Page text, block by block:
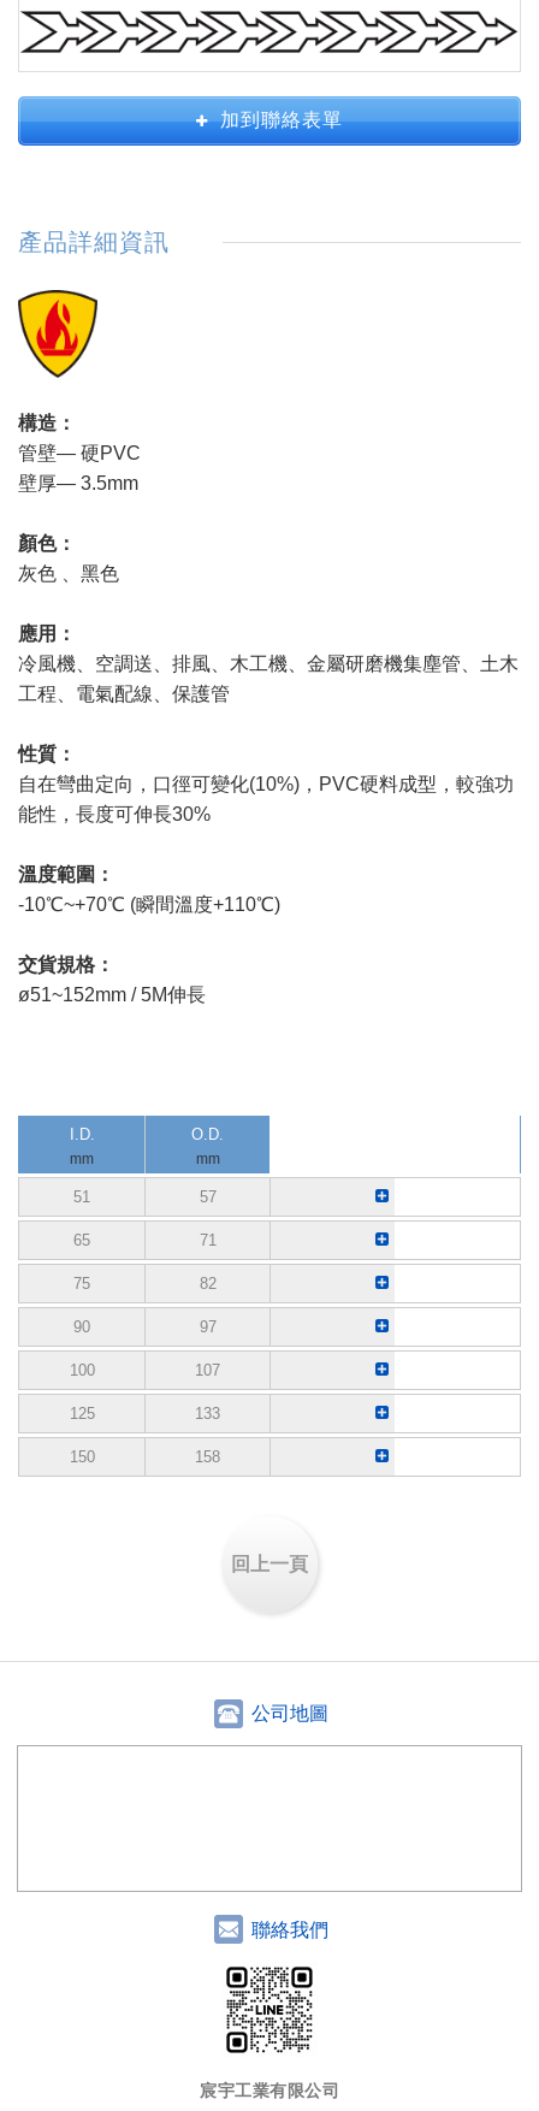
加到聯絡表單
產品詳細資訊
構造：
管壁— 硬PVC
壁厚— 3.5mm
顏色：
灰色 、黑色
應用：
冷風機、空調送、排風、木工機、金屬研磨機集塵管、土木
工程、電氣配線、保護管
性質：
自在彎曲定向，口徑可變化(10%)，PVC硬料成型，較強功
能性，長度可伸長30%
溫度範圍：
-10℃~+70℃ (瞬間溫度+110℃)
交貨規格：
ø51~152mm / 5M伸長
I.D.
mm
O.D.
mm
51 57
65 71
75 82
90 97
100 107
125 133
150 158
回上一頁
公司地圖
聯絡我們
宸宇工業有限公司